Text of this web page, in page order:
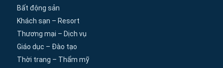
Bất động sản
Khách sạn – Resort
Thương mại – Dịch vụ
Giáo dục – Đào tạo
Thời trang – Thẩm mỹ